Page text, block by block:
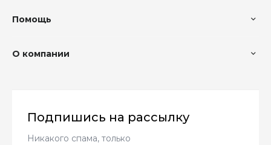
Помощь
О компании
Подпишись на рассылку
Никакого спама, только